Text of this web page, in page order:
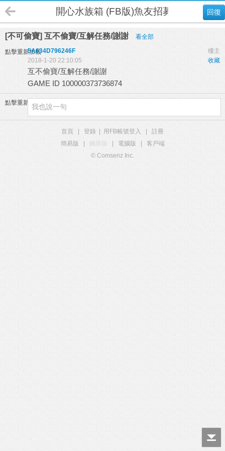
回復
開心水族箱 (FB版)魚友招募
[不可偷寶] 互不偷寶/互解任務/謝謝 看全部
點擊重新加載 樓主
5A634D796246F
收藏
2018-1-20 22:10:05
互不偷寶/互解任務/謝謝
GAME ID 100000373736874
點擊重新加載
首頁 登錄 用FB帳號登入
註冊
簡易版
觸屏版 電腦版
客戶端
© Comsenz Inc.